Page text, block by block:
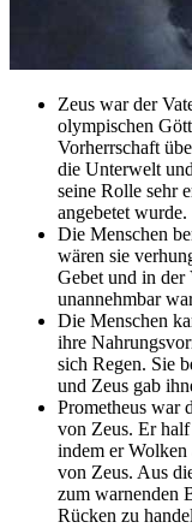
Zeus war der
olympischen
Vorherrschaft
die Unterwelt
seine Rolle sehr
angebetet wurde.
Die Menschen
wären sie
Gebet und in der
unannehmbar
Die Menschen
ihre
sich Regen. Sie
und Zeus gab
Prometheus war
von Zeus. Er half
indem er Wolken
von Zeus. Aus
zum warnenden
Rücken zu